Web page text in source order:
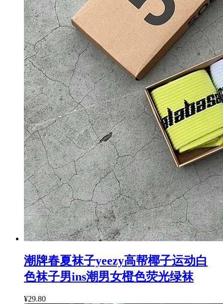
潮牌春夏袜子yeezy高帮椰子运动白
色袜子男ins潮男女橙色荧光绿袜
¥29.80